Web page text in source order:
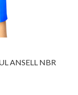
ANSELL NBR